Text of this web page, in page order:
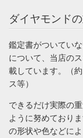
ダイヤモンド
鑑定書がついてい
について、当店の
載しています。（
ス等）
できるだけ実際の
ように努めており
の形状や色などに